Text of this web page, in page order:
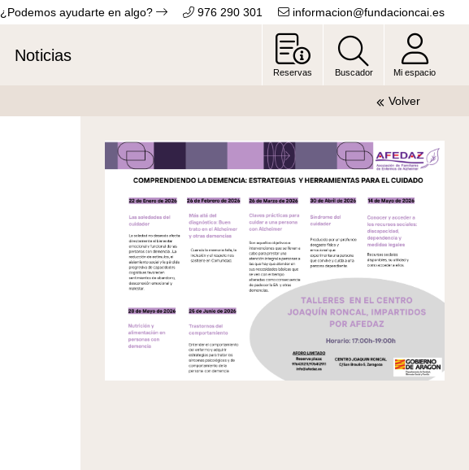
¿Podemos ayudarte en algo? 976 290 301 informacion@fundacioncai.es
Noticias
Reservas Buscador Mi espacio
Volver